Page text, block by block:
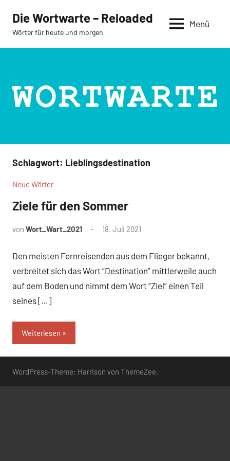
Inhalt
springen
Die Wortwarte – Reloaded
Wörter für heute und morgen
Menü
Schlagwort: Lieblingsdestination
Neue Wörter
Ziele für den Sommer
von Wort_Wart_2021 18. Juli 2021
Den meisten Fernreisenden aus dem Flieger bekannt,
verbreitet sich das Wort “Destination” mittlerweile auch
auf dem Boden und nimmt dem Wort “Ziel” einen Teil
seines […]
Weiterlesen
WordPress-Theme: Harrison von ThemeZee.